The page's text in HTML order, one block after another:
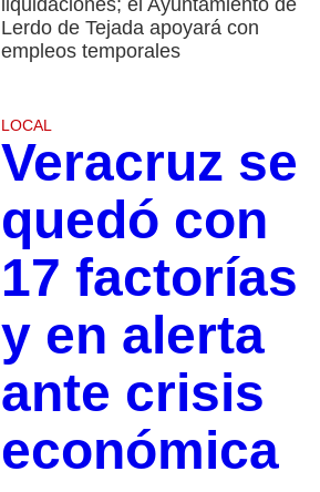
Lerdo de Tejada apoyará con
empleos temporales
LOCAL
Veracruz se
quedó con
17 factorías
y en alerta
ante crisis
económica